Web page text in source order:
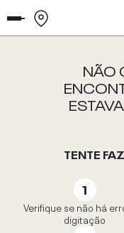
NÃO
TENTE
Verifique se não há
digitação